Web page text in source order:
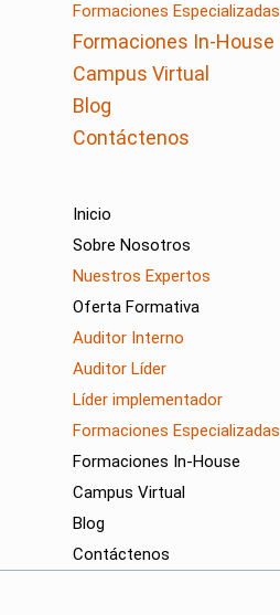
Formaciones Especializadas
Formaciones In-House
Campus Virtual
Blog
Contáctenos
Inicio
Sobre Nosotros
Nuestros Expertos
Oferta Formativa
Auditor Interno
Auditor Líder
Líder implementador
Formaciones Especializadas
Formaciones In-House
Campus Virtual
Blog
Contáctenos